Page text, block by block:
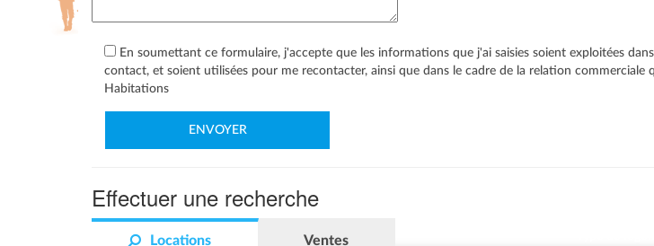
En soumettant ce formulaire, j'accepte que les informations que j'ai saisies soient exploitées
contact, et soient utilisées pour me recontacter, ainsi que dans le cadre de la relation commerciale
Habitations
Effectuer une recherche
Locations Ventes